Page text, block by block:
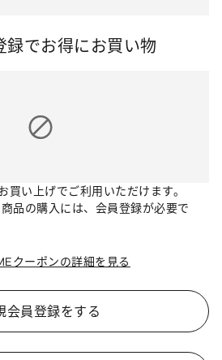
録でお得にお買い物
い上げでご利用いただけます。
品の購入には、会員登録が必要で
クーポンの詳細を見る
会員登録をする